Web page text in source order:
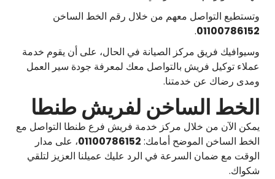
وتستطيع التواصل معهم من خلال رقم الخط الساخن
01100786152
.
وسيوافيك فريق مركز الصيانة في الحال، على أن يقوم خدمة
عملاء توكيل فريش بالتواصل معك لمعرفة جودة سير العمل
ومدى رضاك عن خدمتنا.
الخط الساخن لفريش طنطا
يمكن الآن من خلال مركز خدمة فريش فرع طنطا التواصل مع
الخط الساخن الموضح أمامك:01100786152، على مدار
الوقت مع ضمان السرعة في الرد عليك عميلنا العزيز لتلقي
شكواك.